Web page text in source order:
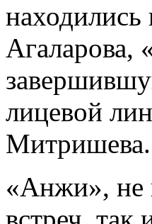
Агаларова,
лицевой
Митришева.
«Анжи», не